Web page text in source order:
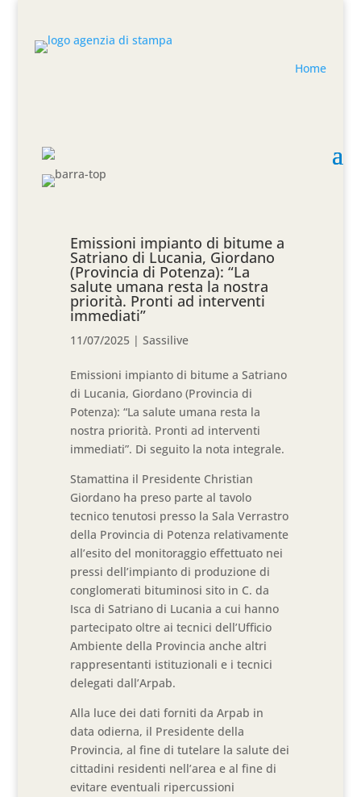
Home
Emissioni impianto di bitume a
Satriano di Lucania, Giordano
(Provincia di Potenza): “La
salute umana resta la nostra
priorità. Pronti ad interventi
immediati”
11/07/2025 |Sassilive
Emissioni impianto di bitume a Satriano
di Lucania, Giordano (Provincia di
Potenza): “La salute umana resta la
nostra priorità. Pronti ad interventi
immediati”. Di seguito la nota integrale.
Stamattina il Presidente Christian
Giordano ha preso parte al tavolo
tecnico tenutosi presso la Sala Verrastro
della Provincia di Potenza relativamente
all’esito del monitoraggio effettuato nei
pressi dell’impianto di produzione di
conglomerati bituminosi sito in C. da
Isca di Satriano di Lucania a cui hanno
partecipato oltre ai tecnici dell’Ufficio
Ambiente della Provincia anche altri
rappresentanti istituzionali e i tecnici
delegati dall’Arpab.
Alla luce dei dati forniti da Arpab in
data odierna, il Presidente della
Provincia, al fine di tutelare la salute dei
cittadini residenti nell’area e al fine di
evitare eventuali ripercussioni